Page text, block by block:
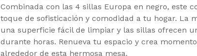
Combinada con las 4 sillas Europa en negro, este
toque de sofisticación y comodidad a tu hogar. La
una superficie fácil de limpiar y las sillas ofrecen
durante horas. Renueva tu espacio y crea
alrededor de esta hermosa mesa.